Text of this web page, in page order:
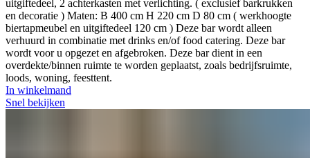
uitgiftedeel, 2 achterkasten met verlichting. ( exclusief barkrukken
en decoratie ) Maten: B 400 cm H 220 cm D 80 cm ( werkhoogte
biertapmeubel en uitgiftedeel 120 cm ) Deze bar wordt alleen
verhuurd in combinatie met drinks en/of food catering. Deze bar
wordt voor u opgezet en afgebroken. Deze bar dient in een
overdekte/binnen ruimte te worden geplaatst, zoals bedrijfsruimte,
loods, woning, feesttent.
In winkelmand
Snel bekijken